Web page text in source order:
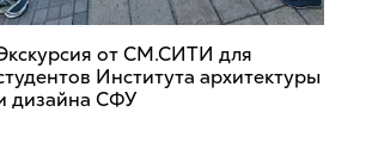
от СМ.СИТИ для
Института архитектуры
дизайна СФУ